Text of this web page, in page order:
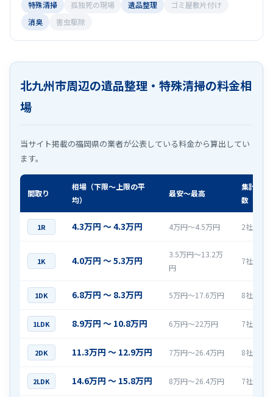
特殊清掃
孤独死の現場 遺品整理
ゴミ屋敷片付け
消臭
害虫駆除
北九州市周辺の遺品整理・特殊清掃の料金相
場
当サイト掲載の福岡県の業者が公表している料金から算出してい
ます。
間取り
相場（下限〜上限の平
均）
最安〜最高
集計社
数
1R 4.3万円 〜 4.3万円 4万円〜4.5万円 2社
1K 4.0万円 〜 5.3万円
3.5万円〜13.2万
円
7社
1DK 6.8万円 〜 8.3万円 5万円〜17.6万円 8社
1LDK 8.9万円 〜 10.8万円 6万円〜22万円 7社
2DK 11.3万円 〜 12.9万円 7万円〜26.4万円 8社
2LDK 14.6万円 〜 15.8万円 8万円〜26.4万円 7社